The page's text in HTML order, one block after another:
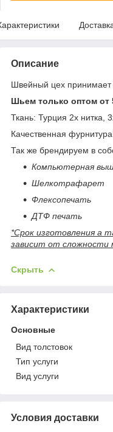
Описание
Швейный цех принимает
Шьем только оптом от
Ткань: Турция 2х нитка,
Качественная
Так же брендируем в
Компьютерная
Шелкотрафарет
Флексопечать
ДТФ печать
*Срок изготовления а
зависит от сложности
Скрыть
Характеристики
Основные
Вид толстовок
Тип услуги
Вид услуги
Условия доставки